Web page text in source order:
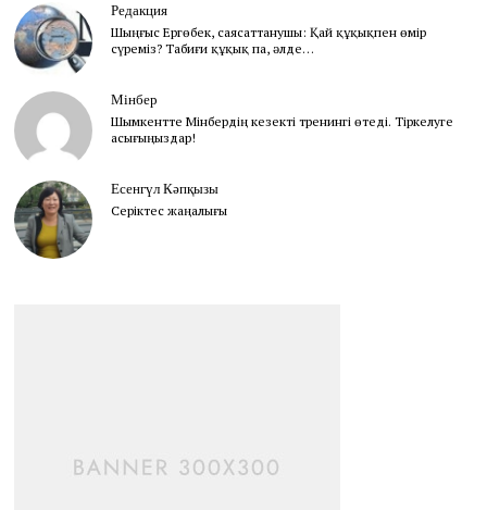
Редакция
Шыңғыс Ергөбек, cаясаттанушы: Қай құқықпен өмір
сүреміз? Табиғи құқық па, әлде…
Мінбер
Шымкентте Мінбердің кезекті тренингі өтеді. Тіркелуге
асығыңыздар!
Есенгүл Кәпқызы
Серіктес жаңалығы